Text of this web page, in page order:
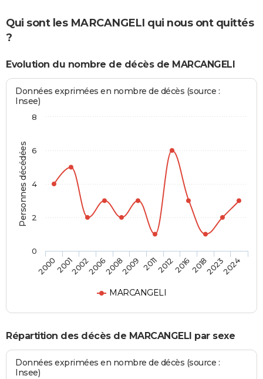
Qui sont les MARCANGELI qui nous ont quittés
?
Evolution du nombre de décès de MARCANGELI
Personnes décédées
Données exprimées en nombre de décès (source :
Insee)
MARCANGELI
200020012002200620082009 201120122016201820232024
0
2
4
6
8
Répartition des décès de MARCANGELI par sexe
Données exprimées en nombre de décès (source :
Insee)